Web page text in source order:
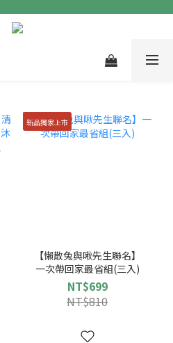
新品獨家上市
【懶散兔與啾先生聯名】
一次帶回家最省組(三入)
NT$699
NT$810